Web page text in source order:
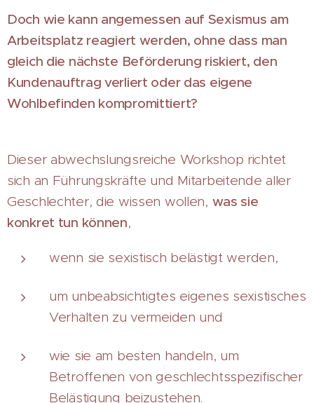
Doch wie kann angemessen auf Sexismus am
Arbeitsplatz reagiert werden, ohne dass man
gleich die nächste Beförderung riskiert, den
Kundenauftrag verliert oder das eigene
Wohlbefinden kompromittiert?
Dieser abwechslungsreiche Workshop richtet
sich an Führungskräfte und Mitarbeitende aller
Geschlechter, die wissen wollen, was sie
konkret tun können,
wenn sie sexistisch belästigt werden,
um unbeabsichtigtes eigenes sexistisches
Verhalten zu vermeiden und
wie sie am besten handeln, um
Betroffenen von geschlechtsspezifischer
Belästigung beizustehen.